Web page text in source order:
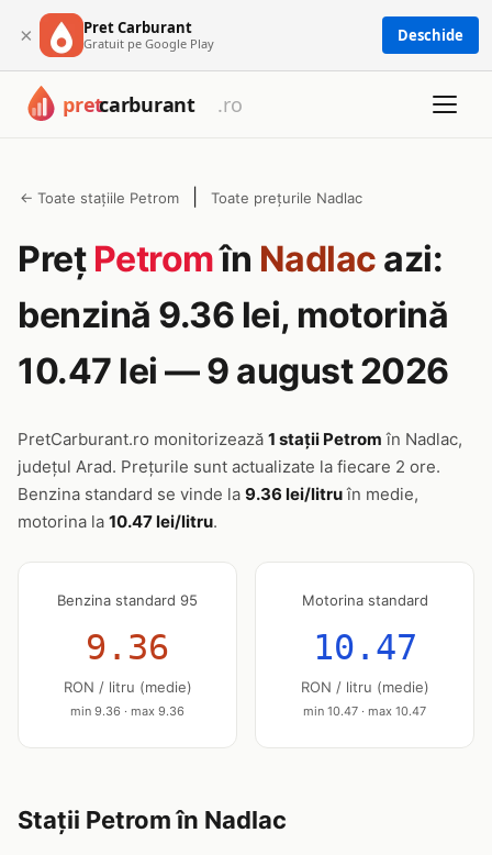
× Pret Carburant
Gratuit pe Google Play Deschide
← Toate stațiile Petrom Toate prețurile Nadlac
Preț Petromîn Nadlac azi:
benzină 9.36 lei, motorină
10.47 lei — 9 august 2026
PretCarburant.ro monitorizează 1 stații Petrom în Nadlac,
județul Arad. Prețurile sunt actualizate la fiecare 2 ore.
Benzina standard se vinde la 9.36 lei/litruîn medie,
motorina la 10.47 lei/litru.
Benzina standard 95
9.36
RON / litru (medie)
min 9.36 · max 9.36
Motorina standard
10.47
RON / litru (medie)
min 10.47 · max 10.47
Stații Petrom în Nadlac